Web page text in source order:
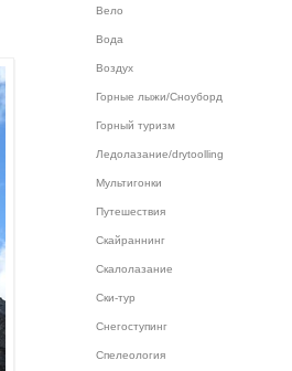
Вело
Вода
Воздух
Горные лыжи/Сноуборд
Горный туризм
Ледолазание/drytoolling
Мультигонки
Путешествия
Скайраннинг
Скалолазание
Ски-тур
Снегоступинг
Спелеология